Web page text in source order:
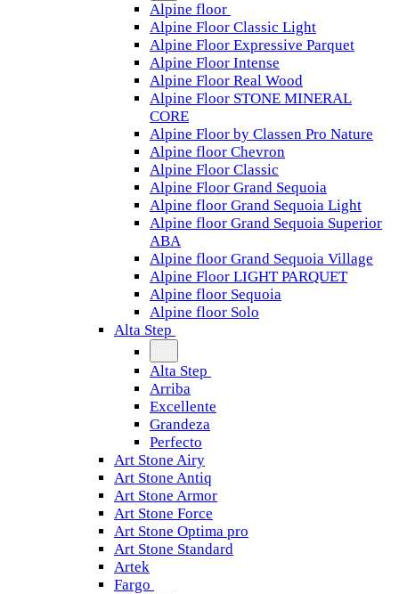
Alpine floor
Alpine Floor Classic Light
Alpine Floor Expressive Parquet
Alpine Floor Intense
Alpine Floor Real Wood
Alpine Floor STONE MINERAL
CORE
Alpine Floor by Classen Pro Nature
Alpine floor Chevron
Alpine Floor Classic
Alpine Floor Grand Sequoia
Alpine floor Grand Sequoia Light
Alpine floor Grand Sequoia Superior
ABA
Alpine floor Grand Sequoia Village
Alpine Floor LIGHT PARQUET
Alpine floor Sequoia
Alpine floor Solo
Alta Step
Alta Step
Arriba
Excellente
Grandeza
Perfecto
Art Stone Airy
Art Stone Antiq
Art Stone Armor
Art Stone Force
Art Stone Optima pro
Art Stone Standard
Artek
Fargo